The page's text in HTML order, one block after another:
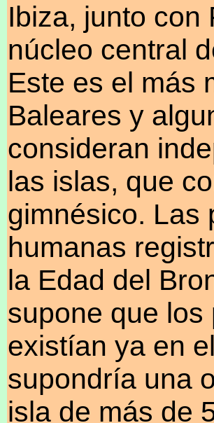
Ibiza, junto con
núcleo central
Este es el más
Baleares y
consideran
las islas, que
gimnésico. Las
humanas
la Edad del
supone que
existían ya en
supondría una
isla de más de